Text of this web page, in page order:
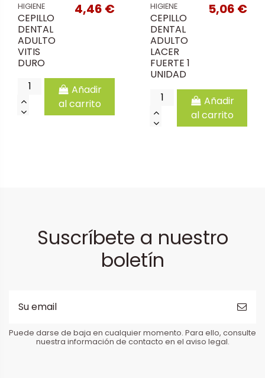
HIGIENE
CEPILLO
DENTAL
ADULTO
VITIS
DURO
4,46 €
Añadir
al carrito
HIGIENE
CEPILLO
DENTAL
ADULTO
LACER
FUERTE 1
UNIDAD
5,06 €
Añadir
al carrito
Suscríbete a nuestro
boletín
Puede darse de baja en cualquier momento. Para ello, consulte
nuestra información de contacto en el aviso legal.